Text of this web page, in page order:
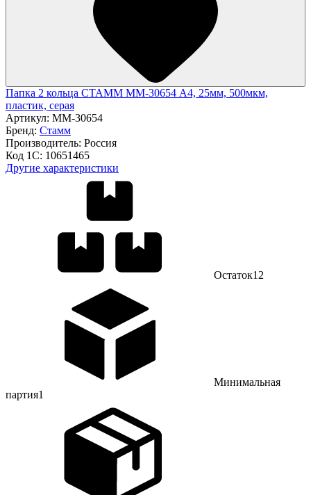
Папка 2 кольца СТАММ ММ-30654 А4, 25мм, 500мкм,
пластик, серая
Артикул: ММ-30654
Бренд: Стамм
Производитель: Россия
Код 1С: 10651465
Другие характеристики
Остаток12
Минимальная
партия1